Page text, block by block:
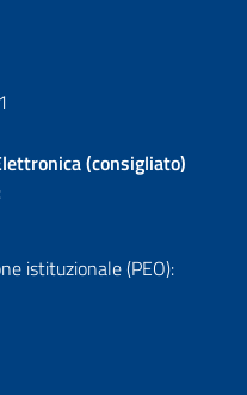
(consigliato)
istituzionale (PEO):